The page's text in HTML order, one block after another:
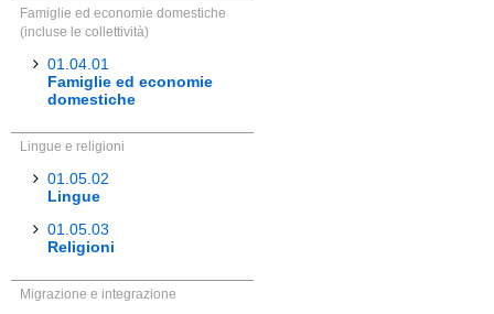
Famiglie ed economie domestiche
(incluse le collettività)
01.04.01
Famiglie ed economie
domestiche
Lingue e religioni
01.05.02
Lingue
01.05.03
Religioni
Migrazione e integrazione